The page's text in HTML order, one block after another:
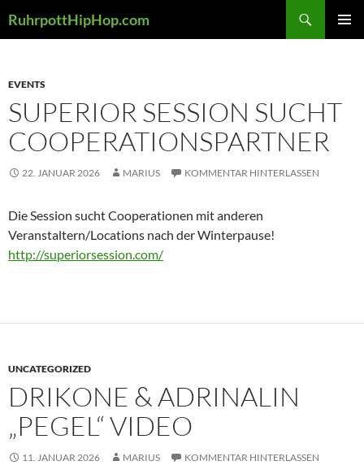
Inhalt
RuhrpottHipHop.com
EVENTS
SUPERIOR SESSION SUCHT
COOPERATIONSPARTNER
22. JANUAR 2026 MARIUS KOMMENTAR HINTERLASSEN
Die Session sucht Cooperationen mit anderen
Veranstaltern/Locations nach der Winterpause!
http://superiorsession.com/
UNCATEGORIZED
DRIKONE & ADRINALIN
„PEGEL“ VIDEO
11. JANUAR 2026 MARIUS KOMMENTAR HINTERLASSEN